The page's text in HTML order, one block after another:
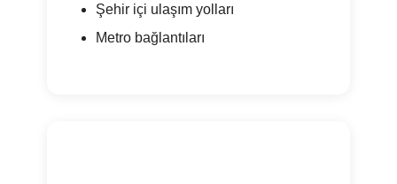
Şehir içi ulaşım yolları
Metro bağlantıları